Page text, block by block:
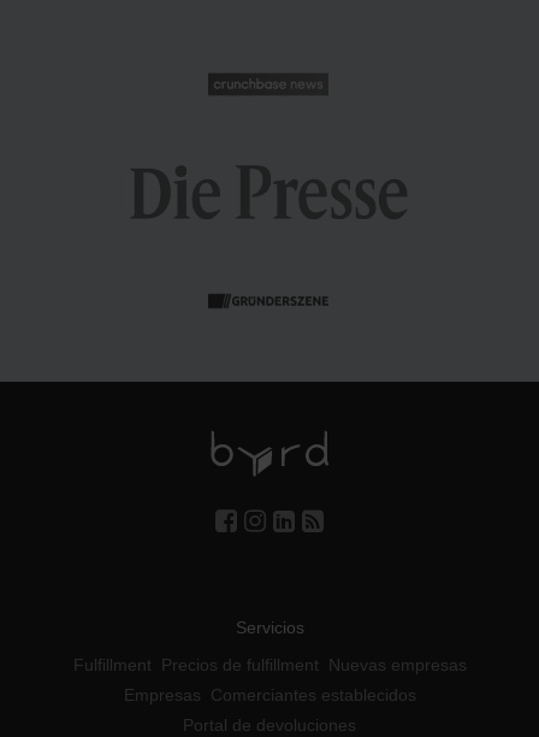
Servicios
Fulfillment
Precios de fulfillment
Nuevas empresas
Empresas
Comerciantes establecidos
Portal de devoluciones